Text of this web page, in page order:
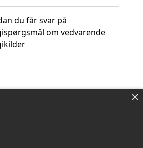
du får svar på
om vedvarende
×